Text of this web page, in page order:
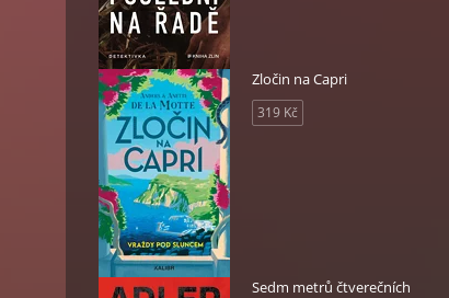
Zločin na Capri
319 Kč
Sedm metrů čtverečních